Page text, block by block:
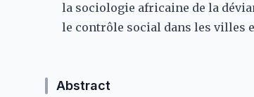
la sociologie africaine de la
le contrôle social dans les villes
Abstract